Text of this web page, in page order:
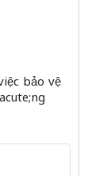
bảo vệ